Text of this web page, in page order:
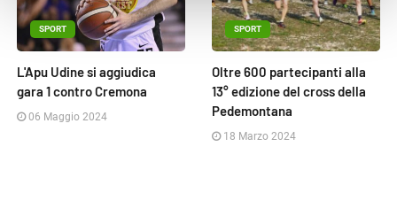
SPORT
L'Apu Udine si aggiudica
gara 1 contro Cremona
06 Maggio 2024
SPORT
Oltre 600 partecipanti alla
13° edizione del cross della
Pedemontana
18 Marzo 2024